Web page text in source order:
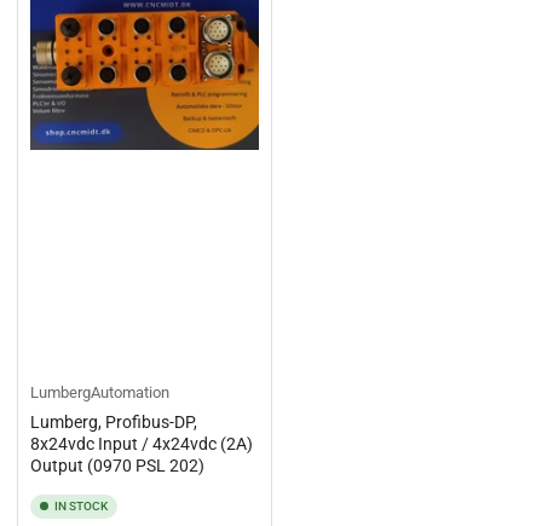
LumbergAutomation
Lumberg, Profibus-DP,
8x24vdc Input / 4x24vdc (2A)
Output (0970 PSL 202)
IN STOCK